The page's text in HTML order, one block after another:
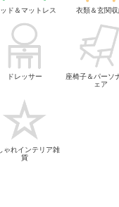
ド＆マットレス 衣類＆玄関
ドレッサー
座椅子＆パーソ
ェア
ゃれインテリア雑
貨